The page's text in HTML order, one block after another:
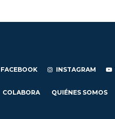
FACEBOOK INSTAGRAM
COLABORA QUIÉNES SOMOS